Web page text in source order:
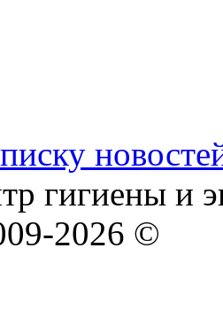
гигиены и
2026 ©